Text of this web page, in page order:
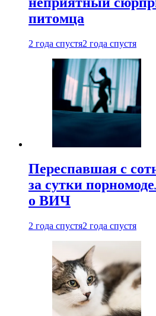
питомца
2 года спустя2 года спустя
Переспавшая с
за сутки
о ВИЧ
2 года спустя2 года спустя